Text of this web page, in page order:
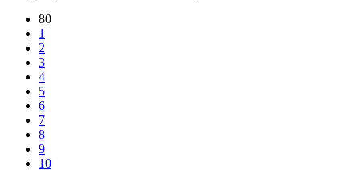
80
1
2
3
4
5
6
7
8
9
10